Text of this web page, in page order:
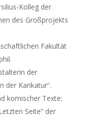
Kolleg der
des Großprojekts
Fakultät
der
der Karikatur“.
komischer Texte:
Seite“ der